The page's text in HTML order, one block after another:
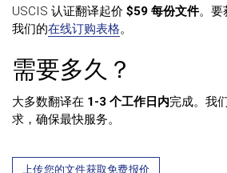
USCIS 认证翻译起价 $59 每份文件。要
我们的在线订购表格。
需要多久？
大多数翻译在 1-3 个工作日内完成。我
求，确保最快服务。
上传您的文件获取免费报价